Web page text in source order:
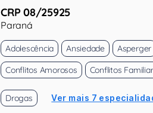
CRP 08/25925
Paraná
Adolescência Ansiedade Asperger
Conflitos Amorosos
Conflitos
Drogas Ver mais 7